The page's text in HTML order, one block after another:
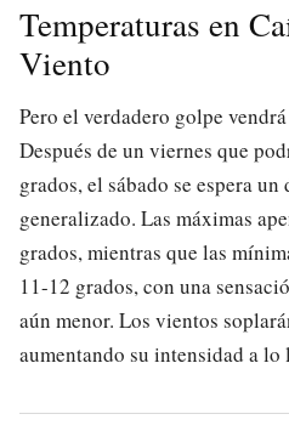
Temperaturas en
Viento
Pero el verdadero golpe
Después de un viernes que
grados, el sábado se espera
generalizado. Las máximas
grados, mientras que las
11-12 grados, con una
aún menor. Los vientos
aumentando su intensidad a lo